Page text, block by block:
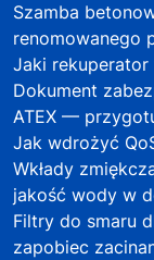
Szamba
renomowanego
Jaki
Dokument
ATEX —
Jak wdrożyć
Wkłady
jakość wody w
Filtry do smaru
zapobiec